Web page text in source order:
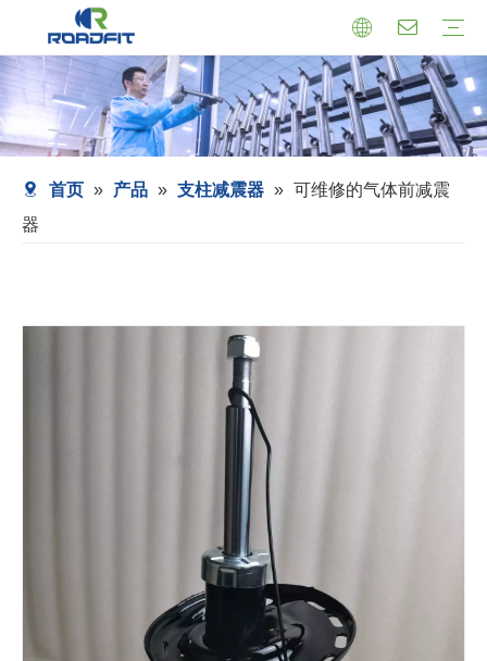
首页 » 产品 » 支柱减震器 » 可维修的气体前减震
器